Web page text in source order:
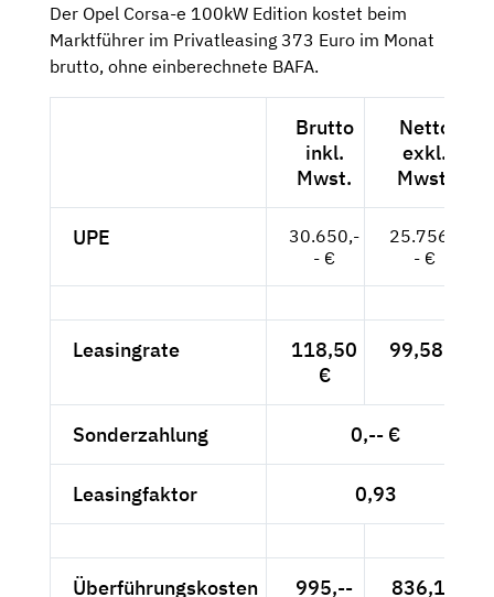
Der Opel Corsa-e 100kW Edition kostet beim
Marktführer im Privatleasing 373 Euro im Monat
brutto, ohne einberechnete BAFA.
Brutto
inkl.
Mwst.
Netto
exkl.
Mwst.
UPE
30.650,-
- €
25.756,-
- €
Leasingrate
118,50
€
99,58 €
Sonderzahlung 0,-- €
Leasingfaktor 0,93
Überführungskosten 995,-- 836,13